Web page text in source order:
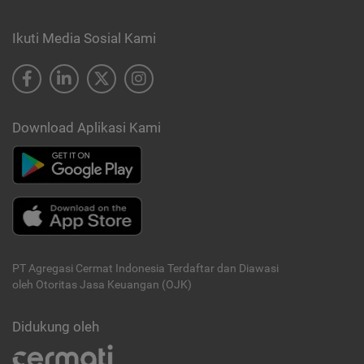
Ikuti Media Sosial Kami
Download Aplikasi Kami
PT Agregasi Cermat Indonesia Terdaftar dan Diawasi
oleh Otoritas Jasa Keuangan (OJK)
Didukung oleh